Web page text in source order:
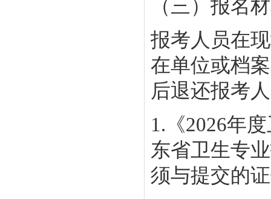
（三）报名
报考人员在
在单位或档
后退还报考
1.《2026年
东省卫生专
须与提交的